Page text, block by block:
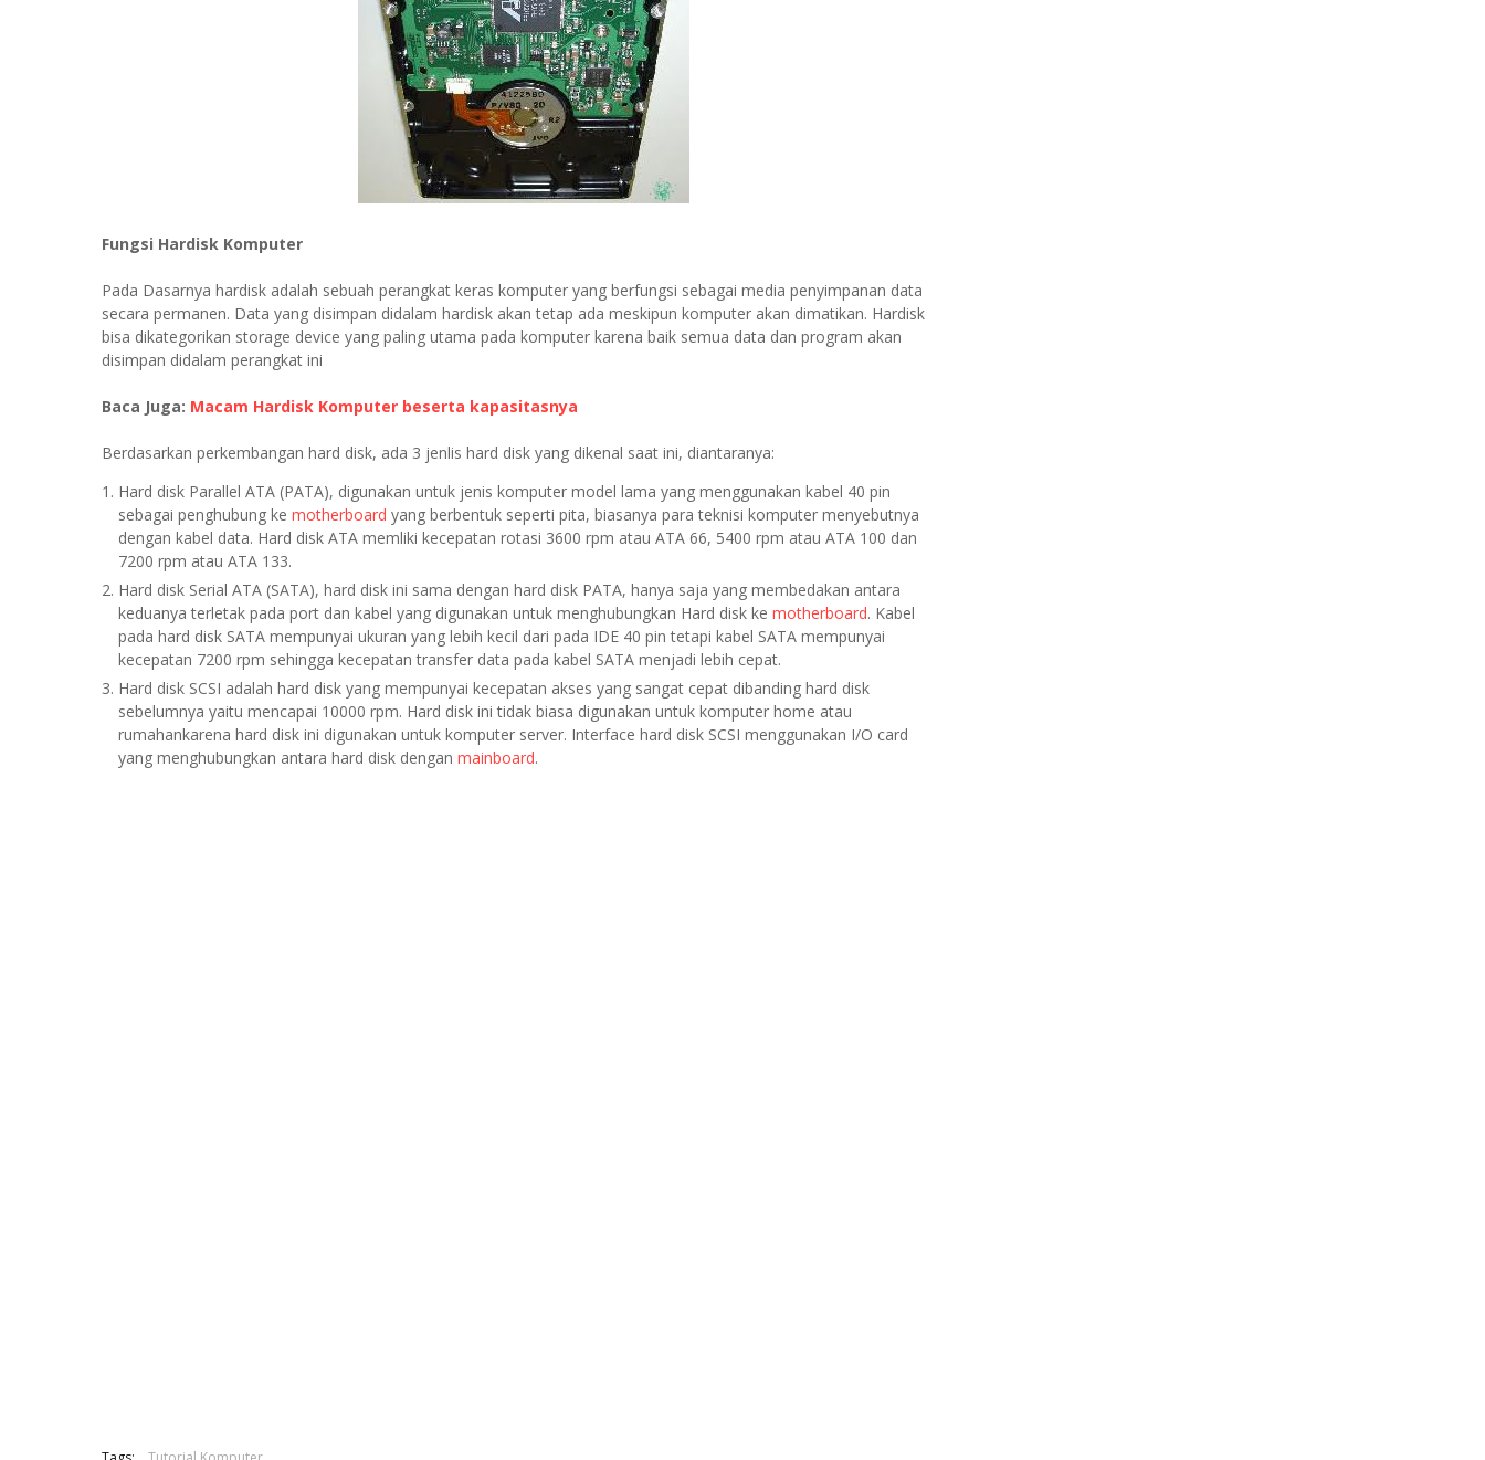
Fungsi Hardisk Komputer
Pada Dasarnya hardisk adalah sebuah perangkat keras komputer yang berfungsi sebagai media penyimpanan data
secara permanen. Data yang disimpan didalam hardisk akan tetap ada meskipun komputer akan dimatikan. Hardisk
bisa dikategorikan storage device yang paling utama pada komputer karena baik semua data dan program akan
disimpan didalam perangkat ini
Baca Juga: Macam Hardisk Komputer beserta kapasitasnya
Berdasarkan perkembangan hard disk, ada 3 jenlis hard disk yang dikenal saat ini, diantaranya:
Hard disk Parallel ATA (PATA), digunakan untuk jenis komputer model lama yang menggunakan kabel 40 pin
sebagai penghubung ke motherboard yang berbentuk seperti pita, biasanya para teknisi komputer menyebutnya
dengan kabel data. Hard disk ATA memliki kecepatan rotasi 3600 rpm atau ATA 66, 5400 rpm atau ATA 100 dan
7200 rpm atau ATA 133.
Hard disk Serial ATA (SATA), hard disk ini sama dengan hard disk PATA, hanya saja yang membedakan antara
keduanya terletak pada port dan kabel yang digunakan untuk menghubungkan Hard disk ke motherboard. Kabel
pada hard disk SATA mempunyai ukuran yang lebih kecil dari pada IDE 40 pin tetapi kabel SATA mempunyai
kecepatan 7200 rpm sehingga kecepatan transfer data pada kabel SATA menjadi lebih cepat.
Hard disk SCSI adalah hard disk yang mempunyai kecepatan akses yang sangat cepat dibanding hard disk
sebelumnya yaitu mencapai 10000 rpm. Hard disk ini tidak biasa digunakan untuk komputer home atau
rumahankarena hard disk ini digunakan untuk komputer server. Interface hard disk SCSI menggunakan I/O card
yang menghubungkan antara hard disk dengan mainboard.